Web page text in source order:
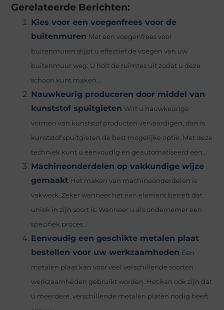
Gerelateerde Berichten:
Kies voor een voegenfrees voor de
buitenmuren Met een voegenfrees voor
buitenmuren slijpt u effectief de voegen van uw
buitenmuur weg. U holt de ruimtes uit zodat u deze
schoon kunt maken...
Nauwkeurig produceren door middel van
kunststof spuitgieten Wilt u nauwkeurige
vormen van kunststof producten vervaardigen, dan is
kunststof spuitgieten de best mogelijke optie. Met deze
techniek kunt u eenvoudig en geautomatiseerd een...
Machineonderdelen op vakkundige wijze
gemaakt Het maken van machineonderdelen is
vakwerk. Zeker wanneer het een element betreft dat
uniek in zijn soort is. Wanneer u als ondernemer een
specifiek proces...
Eenvoudig een geschikte metalen plaat
bestellen voor uw werkzaamheden Een
metalen plaat kan voor veel verschillende soorten
werkzaamheden gebruikt worden. Het kan ook zijn dat
u meerdere, verschillende metalen platen nodig heeft